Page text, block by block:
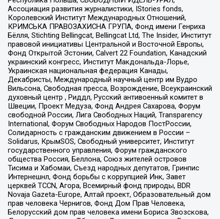
Ассоциация развития журналистики, IStories fonds,
Королевский Институт Международных Отношений,
КРИМСЬКА ПРАВОЗАХИСНА ГРУПА, Фонд имени Генриха
Бёлля, Stichting Bellingcat, Bellingcat Ltd, The Insider, Институт
правовой инициативы Центральной и Восточной Европы,
Фонд Открытой Эстонии, Calvert 22 Foundation, Канадский
украинский конгресс, Институт Макдональда-Лорье,
Украинская национальная федерация Канады,
Декабристы, Международный научный центр им Вудро
Вильсона, Свободная пресса, Возрождение, Всеукраинский
духовный центр , Риддл, Русский антивоенный комитет в
Швеции, Проект Медуза, Фонд Андрея Сахарова, Форум
свободной России, Лига Свободных Наций, Transparеncy
International, Форум Свободных Народов ПостРоссии,
Солидарность с гражданским движением в России –
Solidarus, КрымSOS, Свободный университет, Институт
государственного управления, Форум гражданского
общества Россия, Беллона, Союз жителей островов
Тисима и Хабомаи, Съезд народных депутатов, Гринпис
Интернешнл, Фонд борьбы с коррупцией Инк, Завет
церквей TCCN, Агора, Всемирный фонд природы, BDR
Novaja Gazeta-Europe, Алтай проект, Образовательный дом
прав человека Чернигов, Фонд Дом Прав Человека,
Белорусский дом прав человека имени Бориса Звозскова,